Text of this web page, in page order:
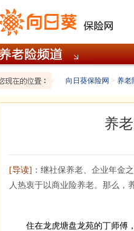
向日葵保险网 > 养老
养
[导读] ：继社保养老、企业年金
人热衷于以商业险养老。那么，
住在龙虎塘盘龙苑的丁师傅，